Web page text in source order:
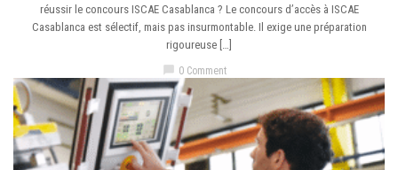
réussir le concours ISCAE Casablanca ? Le concours d’accès à ISCAE
Casablanca est sélectif, mais pas insurmontable. Il exige une préparation
rigoureuse […]
chat_bubble 0 Comment